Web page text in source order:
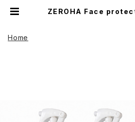
ZEROHA Face
Home